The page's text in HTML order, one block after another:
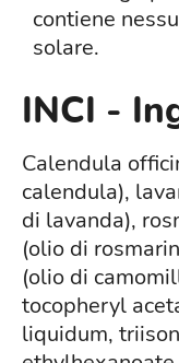
contiene
solare.
INCI -
Calendula
calendula),
di lavanda),
(olio di
(olio di
tocopheryl
liquidum,